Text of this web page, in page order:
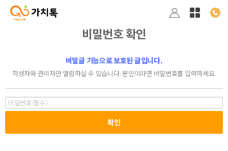
비밀번호 확인
비밀글 기능으로 보호된 글입니다.
작성자와 관리자만 열람하실 수 있습니다. 본인이라면 비밀번호를 입력하세요.